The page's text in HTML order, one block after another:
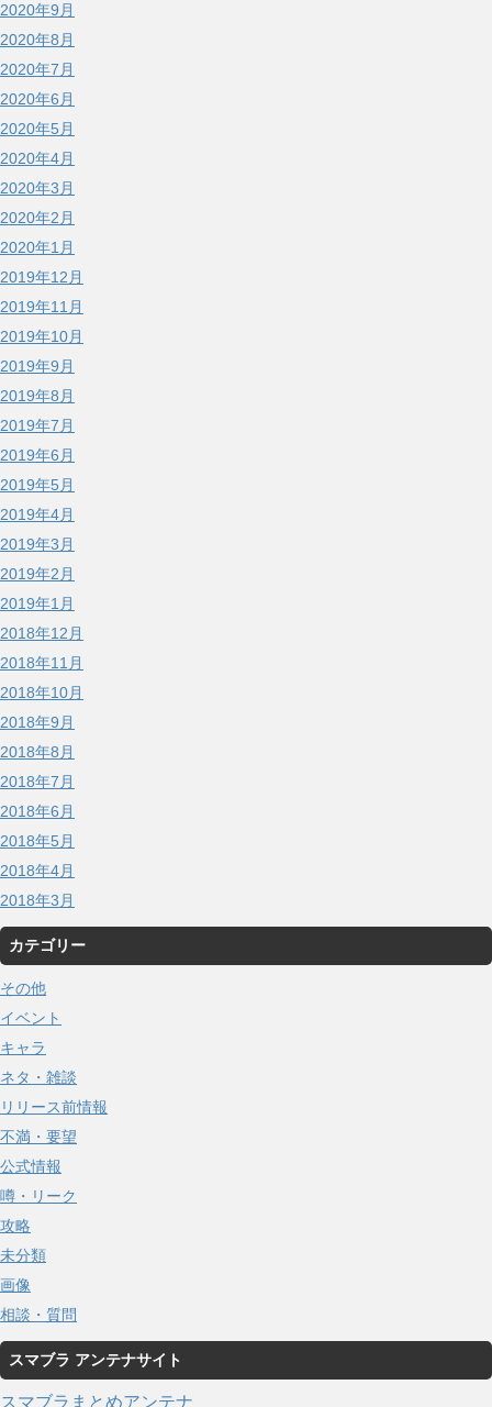
2020年9月
2020年8月
2020年7月
2020年6月
2020年5月
2020年4月
2020年3月
2020年2月
2020年1月
2019年12月
2019年11月
2019年10月
2019年9月
2019年8月
2019年7月
2019年6月
2019年5月
2019年4月
2019年3月
2019年2月
2019年1月
2018年12月
2018年11月
2018年10月
2018年9月
2018年8月
2018年7月
2018年6月
2018年5月
2018年4月
2018年3月
カテゴリー
その他
イベント
キャラ
ネタ・雑談
リリース前情報
不満・要望
公式情報
噂・リーク
攻略
未分類
画像
相談・質問
スマブラ アンテナサイト
スマブラまとめアンテナ